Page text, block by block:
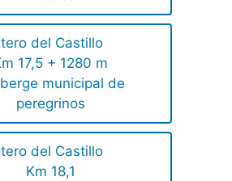
del Castillo
17,5 + 1280 m
municipal de
peregrinos
del Castillo
Km 18,1